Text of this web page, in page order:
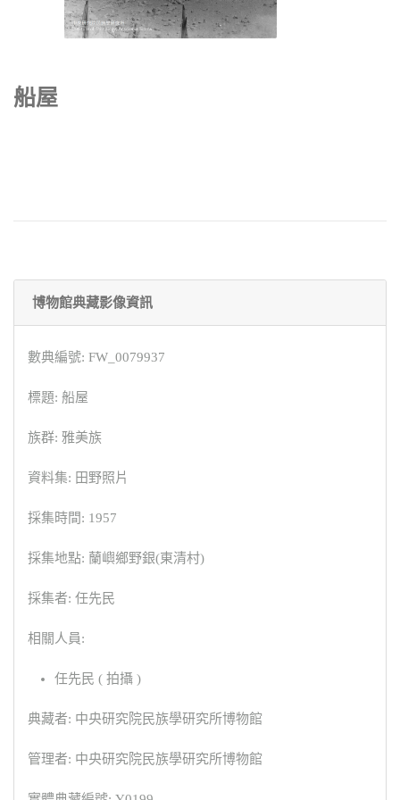
船屋
博物館典藏影像資訊
數典編號: FW_0079937
標題: 船屋
族群: 雅美族
資料集: 田野照片
採集時間: 1957
採集地點: 蘭嶼鄉野銀(東清村)
採集者: 任先民
相關人員:
任先民 ( 拍攝 )
典藏者: 中央研究院民族學研究所博物館
管理者: 中央研究院民族學研究所博物館